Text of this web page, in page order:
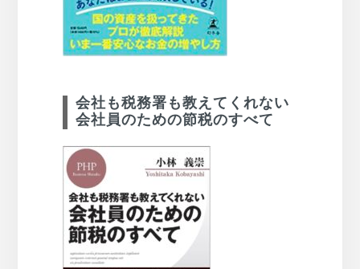
会社も税務署も教えてくれない
会社員のための節税のすべて